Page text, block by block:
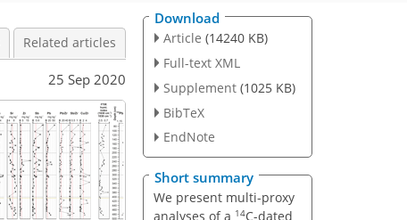
Related articles
25 Sep 2020
Download
Article (14240 KB)
Full-text XML
Supplement (1025 KB)
BibTeX
EndNote
Short summary
We present multi-proxy
analyses of a 14C-dated